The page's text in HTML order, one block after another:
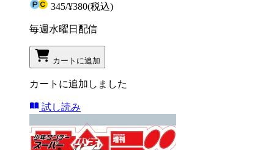
345/¥380(税込)
毎週水曜日配信
カートに追加
カートに追加しました
試し読み